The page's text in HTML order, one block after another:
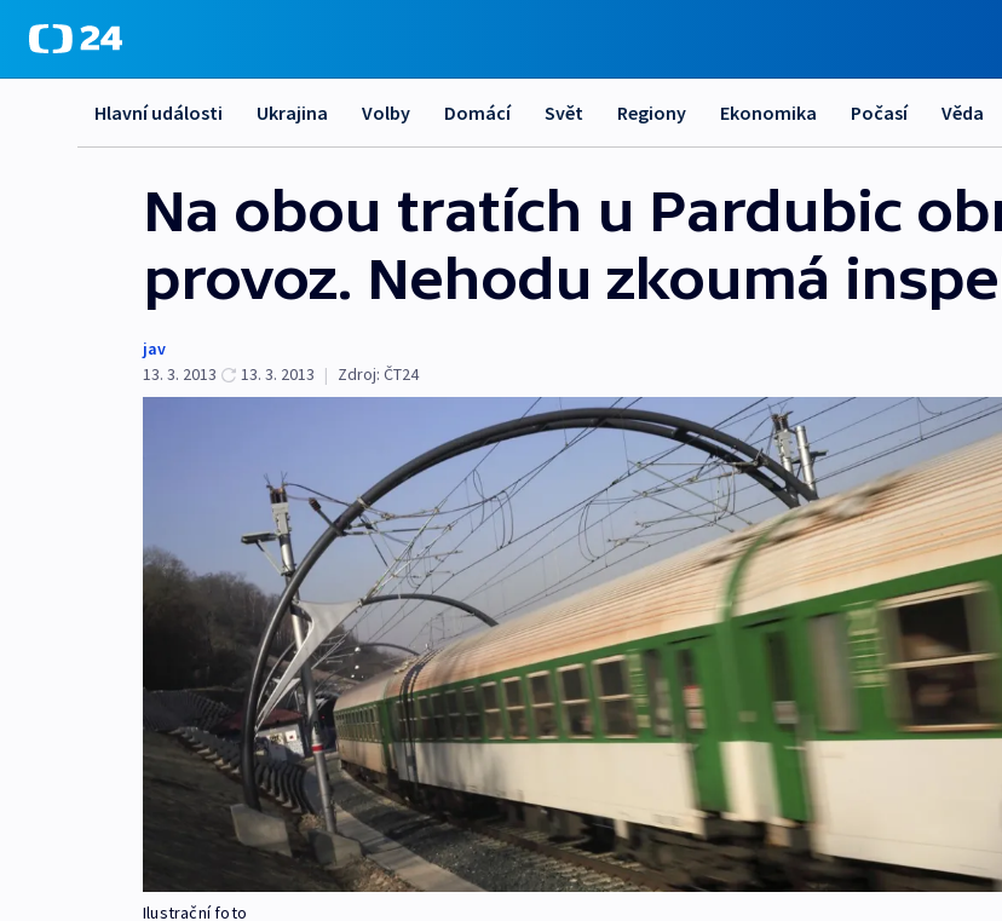
Hlavní události Ukrajina Volby Domácí Svět Regiony Ekonomika Počasí Věda
Na obou tratích u Pardubic
provoz. Nehodu zkoumá
jav
13. 3. 2013
13. 3. 2013 | Zdroj: ČT24
Ilustrační foto